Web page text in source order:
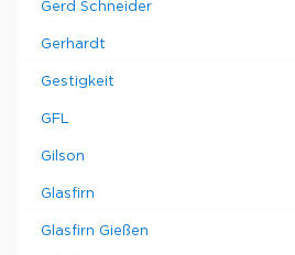
Gerd Schneider
Gerhardt
Gestigkeit
GFL
Gilson
Glasfirn
Glasfirn Gießen